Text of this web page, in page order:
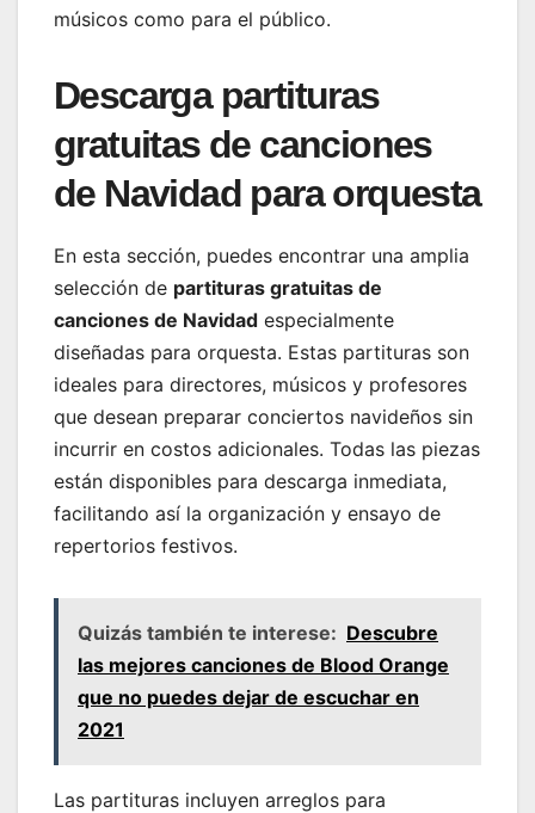
músicos como para el público.
Descarga partituras
gratuitas de canciones
de Navidad para orquesta
En esta sección, puedes encontrar una amplia
selección de partituras gratuitas de
canciones de Navidad especialmente
diseñadas para orquesta. Estas partituras son
ideales para directores, músicos y profesores
que desean preparar conciertos navideños sin
incurrir en costos adicionales. Todas las piezas
están disponibles para descarga inmediata,
facilitando así la organización y ensayo de
repertorios festivos.
Quizás también te interese: Descubre
las mejores canciones de Blood Orange
que no puedes dejar de escuchar en
2021
Las partituras incluyen arreglos para